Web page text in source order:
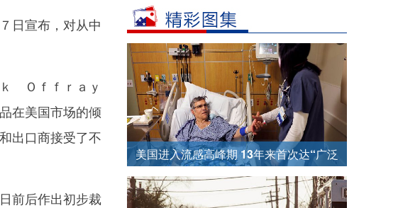
日宣布，对从中
Ｏｆｆｒａｙ
在美国市场的倾
出口商接受了不
前后作出初步裁
美国进入流感高峰期 13年来首次达“广泛
传播”级别